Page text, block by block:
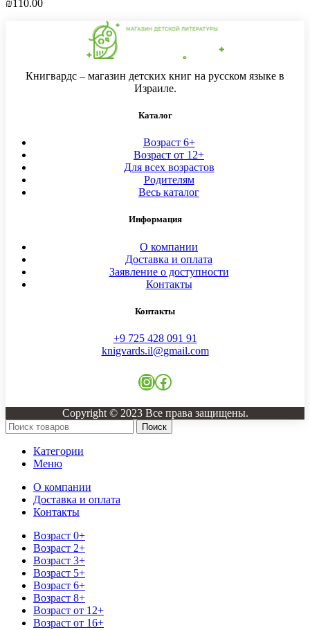
₪110.00
Книгвардс – магазин детских книг на русском языке в
Израиле.
Каталог
Возраст 6+
Возраст от 12+
Для всех возрастов
Родителям
Весь каталог
Информация
О компании
Доставка и оплата
Заявление о доступности
Контакты
Контакты
+9 725 428 091 91
knigvards.il@gmail.com
Instagram
Facebook
Copyright © 2023 Все права защищены.
Поиск
Категории
Меню
О компании
Доставка и оплата
Контакты
Возраст 0+
Возраст 2+
Возраст 3+
Возраст 5+
Возраст 6+
Возраст 8+
Возраст от 12+
Возраст от 16+